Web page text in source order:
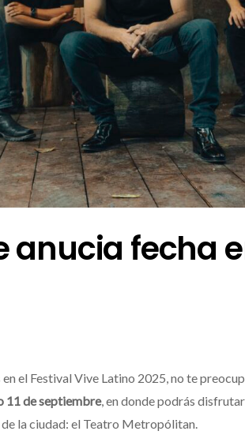
anucia fecha
el Festival Vive Latino 2025, no te
11 de septiembre, en donde podrás
la ciudad: el Teatro Metropólitan.